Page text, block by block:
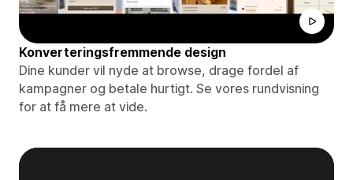
Konverteringsfremmende design
Dine kunder vil nyde at browse, drage fordel af
kampagner og betale hurtigt. Se vores rundvisning
for at få mere at vide.